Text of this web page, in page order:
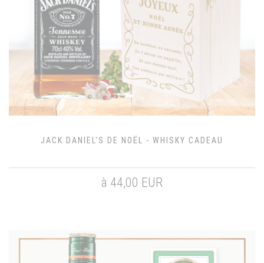
JACK DANIEL'S DE NOËL - WHISKY CADEAU
à 44,00 EUR